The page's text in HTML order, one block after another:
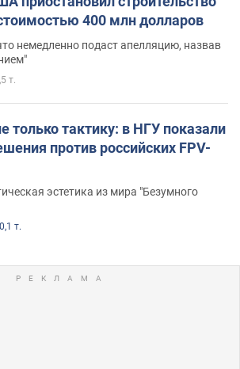
400 млн долларов
немедленно подаст апелляцию, назвав
т.
только тактику: в НГУ показали
против российских FPV-
эстетика из мира "Безумного
т.